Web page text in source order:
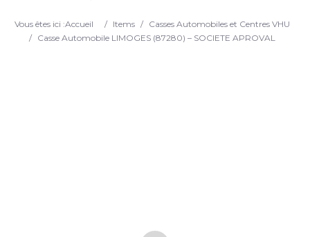
Search
Vous êtes ici :Accueil / Items / Casses Automobiles et Centres VHU
/ Casse Automobile LIMOGES (87280) – SOCIETE APROVAL